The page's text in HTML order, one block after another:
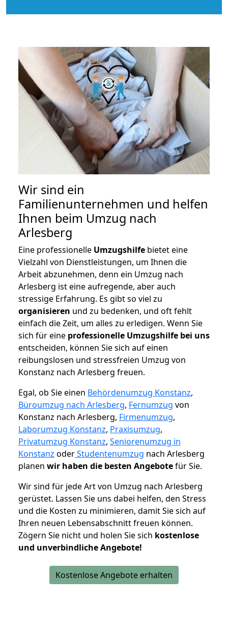
Wir sind ein
Familienunternehmen und helfen
Ihnen beim Umzug nach
Arlesberg
Eine professionelle Umzugshilfe bietet eine
Vielzahl von Dienstleistungen, um Ihnen die
Arbeit abzunehmen, denn ein Umzug nach
Arlesberg ist eine aufregende, aber auch
stressige Erfahrung. Es gibt so viel zu
organisieren und zu bedenken, und oft fehlt
einfach die Zeit, um alles zu erledigen. Wenn Sie
sich für eine professionelle Umzugshilfe bei uns
entscheiden, können Sie sich auf einen
reibungslosen und stressfreien Umzug von
Konstanz nach Arlesberg freuen.
Egal, ob Sie einen Behördenumzug Konstanz,
Büroumzug nach Arlesberg, Fernumzug von
Konstanz nach Arlesberg, Firmenumzug,
Laborumzug Konstanz, Praxisumzug,
Privatumzug Konstanz, Seniorenumzug in
Konstanz oderStudentenumzug nach Arlesberg
planen wir haben die besten Angebotefür Sie.
Wir sind für jede Art von Umzug nach Arlesberg
gerüstet. Lassen Sie uns dabei helfen, den Stress
und die Kosten zu minimieren, damit Sie sich auf
Ihren neuen Lebensabschnitt freuen können.
Zögern Sie nicht und holen Sie sich kostenlose
und unverbindliche Angebote!
Kostenlose Angebote erhalten